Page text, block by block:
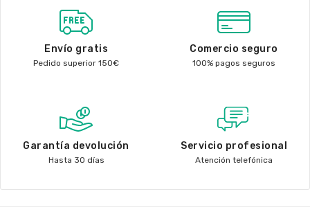
Envío gratis
Pedido superior 150€
Comercio seguro
100% pagos seguros
Garantía devolución
Hasta 30 días
Servicio profesional
Atención telefónica